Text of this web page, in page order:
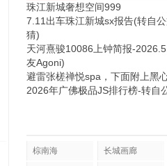
珠江新城奢想空间999
7.11出车珠江新城sx报告(转自
猜)
天河熹骏10086上钟简报-
友Agoni)
避雷张槎禅悦spa，下面附上黑
2026年广佛极品JS排行榜-转自
棕南海 长城画廊